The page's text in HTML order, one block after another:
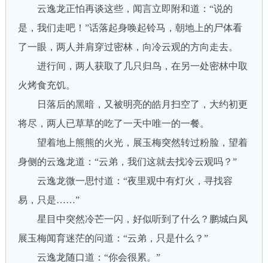
云逸龙正怕再谈这些，闻言立即附和道：“说的
是，我们走吧！”话落起身唤起铃马，朝地上的尸体看
了一眼，两人并肩穿过密林，向冷云观的方向走去。
进行间，两人获取了几只归鸟，在另一处密林中取
火烤食充饥。
日落后的黑暗，又被明亮的皓月扫空了，大约初更
将尽，两人已草草的吃了一天中唯一的一餐。
望着地上熊熊的火光，展玉梅突然转过粉脸，望着
身侧的云逸龙道：“云弟，我们这就去找冷云观吗？”
云逸龙微一思忖道：“夜里观中有灯火，寻找容
易，只是……”
星目中突然冷芒一闪，好似听到了什么？鹏城白凤
展玉梅闻育迷茫的问道：“云弟，只是什么？”
云逸龙随口道：“你会很累。”